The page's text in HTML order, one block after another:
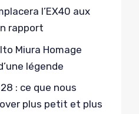
l’EX40 aux
rapport
Miura Homage
légende
: ce que nous
plus petit et plus